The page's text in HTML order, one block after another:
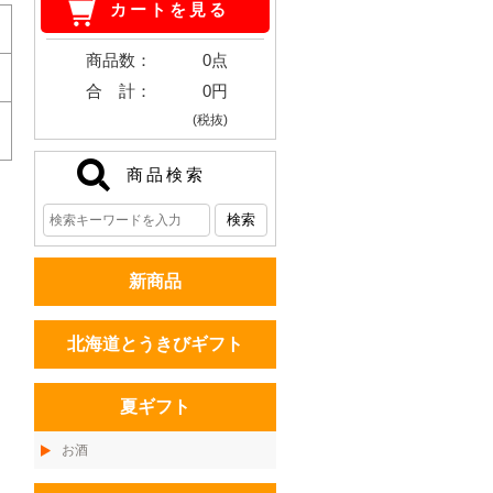
カートを見る
商品数：
0点
合 計：
0円
(税抜)
商品検索
新商品
北海道とうきびギフト
夏ギフト
お酒